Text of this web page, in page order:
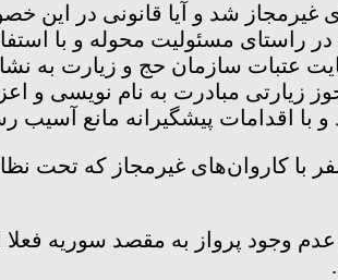
شد و آیا قانونی در این
راستای مسئولیت محوله و با
زیارتی مبادرت به نام نویسی و
با اقدامات پیشگیرانه مانع
با کاروان‌های غیرمجاز که تحت
پرواز به مقصد سوریه فعلا